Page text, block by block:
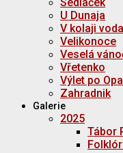
U Dunaja
V kolaji voda
Velikonoce
Veselá
Vřetenko
Výlet po
Zahradnik
Galerie
2025
Tábor